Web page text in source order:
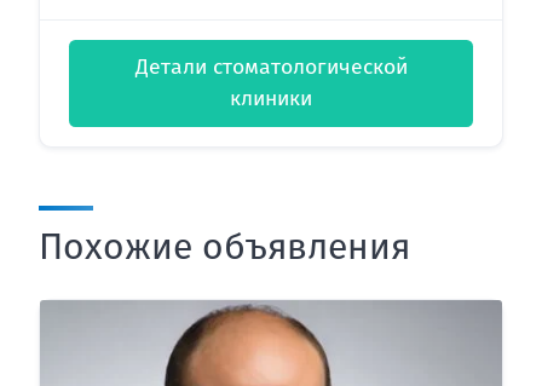
Детали стоматологической
клиники
Похожие объявления